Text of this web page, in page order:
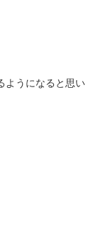
ようになると思い